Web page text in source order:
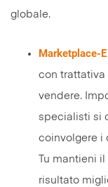
globale.
Marketplace-E
con trattativa
vendere.
specialisti si
coinvolgere i
Tu mantieni
risultato